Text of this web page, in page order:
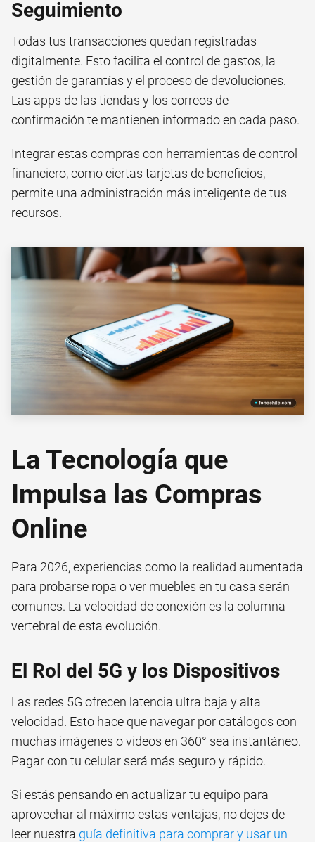
Seguimiento
Todas tus transacciones quedan registradas
digitalmente. Esto facilita el control de gastos, la
gestión de garantías y el proceso de devoluciones.
Las apps de las tiendas y los correos de
confirmación te mantienen informado en cada paso.
Integrar estas compras con herramientas de control
financiero, como ciertas tarjetas de beneficios,
permite una administración más inteligente de tus
recursos.
La Tecnología que
Impulsa las Compras
Online
Para 2026, experiencias como la realidad aumentada
para probarse ropa o ver muebles en tu casa serán
comunes. La velocidad de conexión es la columna
vertebral de esta evolución.
El Rol del 5G y los Dispositivos
Las redes 5G ofrecen latencia ultra baja y alta
velocidad. Esto hace que navegar por catálogos con
muchas imágenes o videos en 360° sea instantáneo.
Pagar con tu celular será más seguro y rápido.
Si estás pensando en actualizar tu equipo para
aprovechar al máximo estas ventajas, no dejes de
leer nuestra guía definitiva para comprar y usar un